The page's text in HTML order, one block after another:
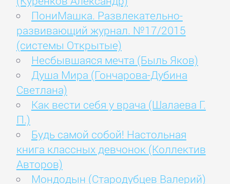
ПониМашка. Развлекательно-
развивающий журнал. №17/2015
(системы Открытые)
Несбывшаяся мечта (Быль Яков)
Душа Мира (Гончарова-Дубина
Светлана)
Как вести себя у врача (Шалаева Г.
П.)
Будь самой собой! Настольная
книга классных девчонок (Коллектив
Авторов)
Мондодын (Стародубцев Валерий)